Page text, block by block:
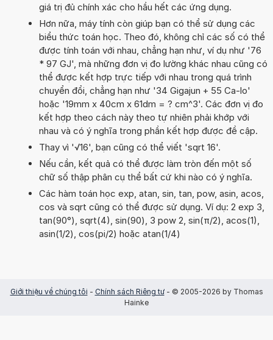
giá trị đủ chính xác cho hầu hết các ứng dụng.
Hơn nữa, máy tính còn giúp bạn có thể sử dụng các
biểu thức toán học. Theo đó, không chỉ các số có thể
được tính toán với nhau, chẳng hạn như, ví dụ như '76
* 97 GJ', mà những đơn vị đo lường khác nhau cũng có
thể được kết hợp trực tiếp với nhau trong quá trình
chuyển đổi, chẳng hạn như '34 Gigajun + 55 Ca-lo'
hoặc '19mm x 40cm x 61dm = ? cm^3'. Các đơn vị đo
kết hợp theo cách này theo tự nhiên phải khớp với
nhau và có ý nghĩa trong phần kết hợp được đề cập.
Thay vì '√16', bạn cũng có thể viết 'sqrt 16'.
Nếu cần, kết quả có thể được làm tròn đến một số
chữ số thập phân cụ thể bất cứ khi nào có ý nghĩa.
Các hàm toán học exp, atan, sin, tan, pow, asin, acos,
cos và sqrt cũng có thể được sử dụng. Ví dụ: 2 exp 3,
tan(90°), sqrt(4), sin(90), 3 pow 2, sin(π/2), acos(1),
asin(1/2), cos(pi/2) hoặc atan(1/4)
Giới thiệu về chúng tôi - Chính sách Riêng tư- © 2005-2026 by Thomas
Hainke